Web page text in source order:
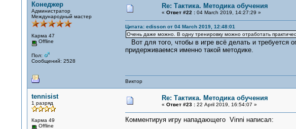
Конеджер
Администратор
Международный мастер
Карма 47
Offline
Пол:
Сообщений: 2528
Re: Тактика. Методика обучения
« Ответ #22 :04 March 2019, 14:27:29 »
Цитата: edisson от 04 March 2019, 12:48:01
Очень даже можно. В одну тренировку можно отработать
Вот для того, чтобы в игре всё делать и требуется
придерживаемся именно такой методике.
Виктор
tennisist
1 разряд
Карма 49
Offline
Re: Тактика. Методика обучения
« Ответ #23 :22 April 2019, 16:54:07 »
Комментируя игру нападающего Vinni написал: